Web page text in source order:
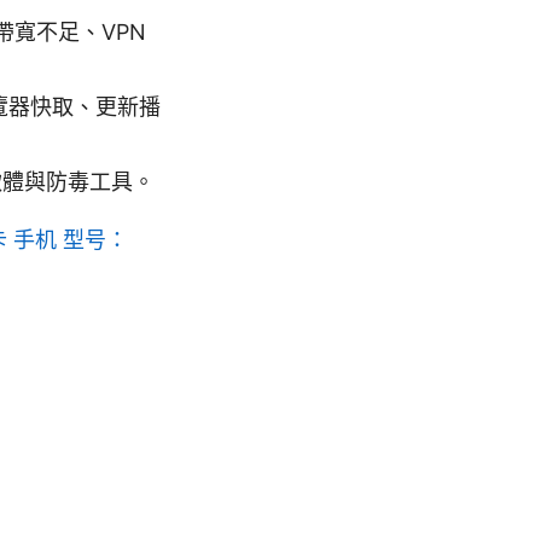
寬不足、VPN
器快取、更新播
與防毒工具。
手机 型号：